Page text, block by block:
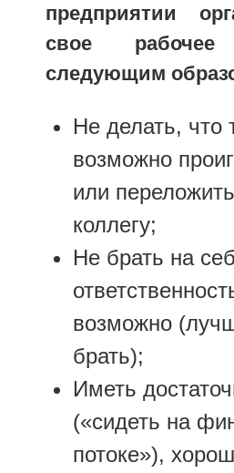
предприятии
свое рабочее
следующим
Не делать, что
возможно
или
коллегу;
Не брать на
возможно
брать);
Иметь
(«сидеть на
потоке»),